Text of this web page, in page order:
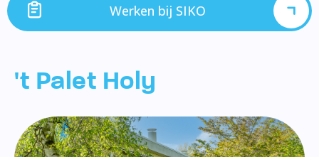
Werken bij SIKO
't Palet Holy